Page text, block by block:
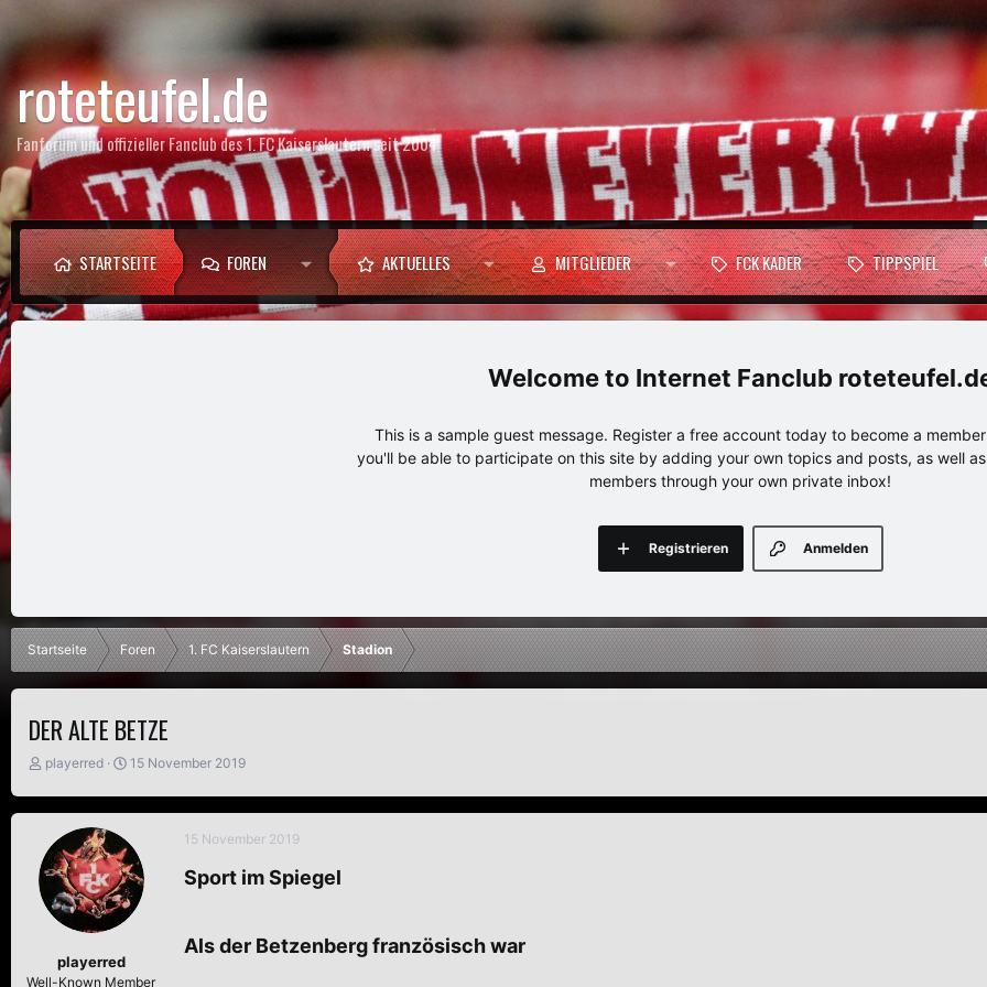
roteteufel.de
Fanforum und offizieller Fanclub des 1. FC Kaiserslautern seit 2004
STARTSEITE FOREN AKTUELLES MITGLIEDER FCK KADER TIPPSPIEL
Internet Fanclub
This is a sample guest message. Register a free account today to become a
you'll be able to participate on this site by adding your own topics and posts, as well
members through your own private inbox!
Anmelden
Registrieren
Startseite Foren 1. FC Kaiserslautern Stadion
DER ALTE BETZE
E
s
l
l
e
playerred
E
s
e
l
l
t
a
15 November 2019
playerred
Well-Known Member
15 November 2019
Sport im Spiegel
Als der Betzenberg französisch war